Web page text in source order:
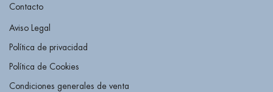
Contacto
Aviso Legal
Política de privacidad
Política de Cookies
Condiciones generales de venta